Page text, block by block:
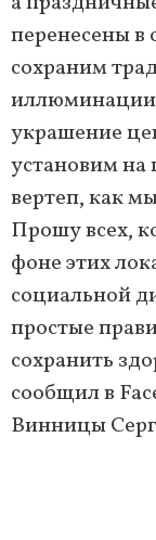
перенесены
сохраним
иллюминации
украшение
установим
вертеп, как
Прошу всех,
фоне этих
социальной
простые
сохранить
сообщил в
Винницы